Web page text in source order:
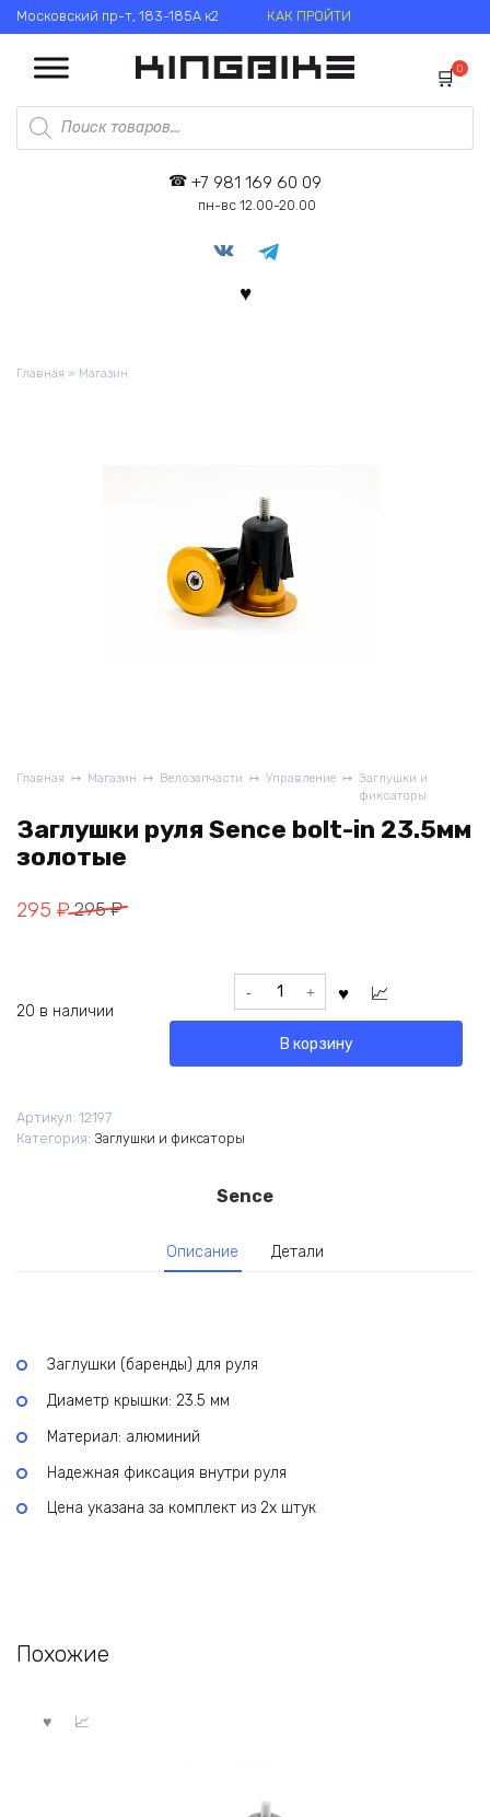
Перейти
к
содержанию
Московский пр-т, 183-185А к2 КАК ПРОЙТИ
Поиск
товаров
0
+7 981 169 60 09
пн-вс 12.00-20.00
Главная » Магазин
Главная Магазин Велозапчасти Управление
Заглушки и
фиксаторы
Заглушки руля Sence bolt-in 23.5мм
золотые
295₽
Первоначальная
295 ₽
Текущая
20 в наличии
Количество
товара
23.5мм
В корзину
Артикул: 12197
Категория: Заглушки и фиксаторы
Sence
Описание Детали
Заглушки (баренды) для руля
Диаметр крышки: 23.5 мм
Материал: алюминий
Надежная фиксация внутри руля
Цена указана за комплект из 2х штук
Похожие